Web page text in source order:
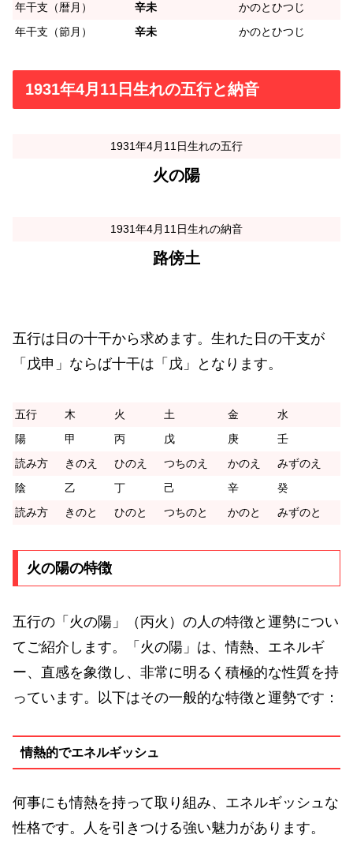
年干支（暦月）
辛未
かのとひつじ
年干支（節月）
辛未 かのとひつじ
1931年4月11日生れの五行と納音
1931年4月11日生れの五行
火の陽
1931年4月11日生れの納音
路傍土
五行は日の十干から求めます。生れた日の干支が
「戊申」ならば十干は「戊」となります。
五行 木 火 土 金
水
陽
甲 丙 戊 庚
壬
読み方
きのえ ひのえ つちのえ かのえ
みずのえ
陰
乙 丁 己 辛
癸
読み方
きのと ひのと つちのと かのと みずのと
火の陽の特徴
五行の「火の陽」（丙火）の人の特徴と運勢につい
てご紹介します。「火の陽」は、情熱、エネルギ
ー、直感を象徴し、非常に明るく積極的な性質を持
っています。以下はその一般的な特徴と運勢です：
情熱的でエネルギッシュ
何事にも情熱を持って取り組み、エネルギッシュな
性格です。人を引きつける強い魅力があります。